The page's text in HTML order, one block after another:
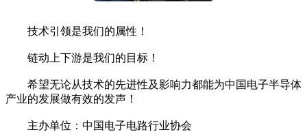
技术引领是我们的属性！
链动上下游是我们的目标！
希望无论从技术的先进性及影响力都能为中国电子半导体
产业的发展做有效的发声！
主办单位：中国电子电路行业协会